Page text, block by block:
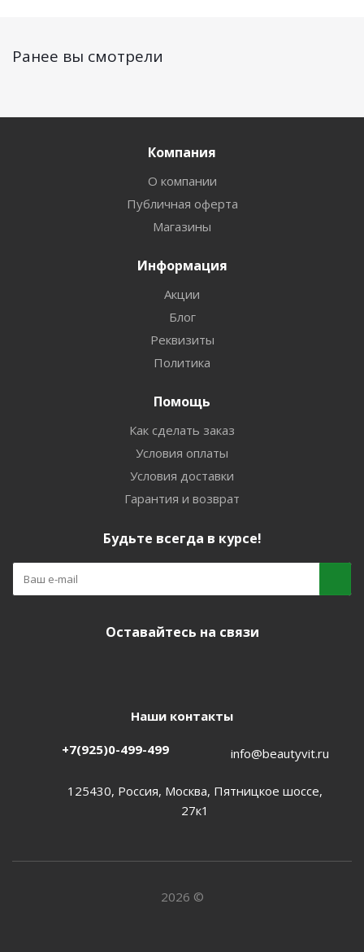
Ранее вы смотрели
Компания
О компании
Публичная оферта
Магазины
Информация
Акции
Блог
Реквизиты
Политика
Помощь
Как сделать заказ
Условия оплаты
Условия доставки
Гарантия и возврат
Будьте всегда в курсе!
Оставайтесь на связи
Наши контакты
+7(925)0-499-499 info@beautyvit.ru
125430, Россия, Москва, Пятницкое шоссе,
27к1
2026 ©